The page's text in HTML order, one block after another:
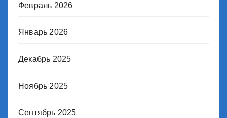
Февраль 2026
Январь 2026
Декабрь 2025
Ноябрь 2025
Сентябрь 2025